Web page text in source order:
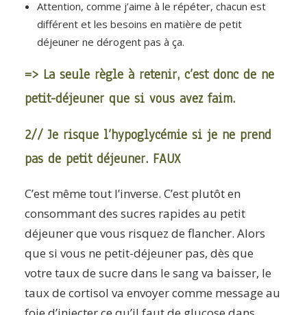
Attention, comme j’aime à le répéter, chacun est
différent et les besoins en matière de petit
déjeuner ne dérogent pas à ça.
=> La seule règle à retenir, c’est donc de ne
petit-déjeuner que si vous avez faim.
2// Je risque l’hypoglycémie si je ne prend
pas de petit déjeuner. FAUX
C’est même tout l’inverse. C’est plutôt en
consommant des sucres rapides au petit
déjeuner que vous risquez de flancher. Alors
que si vous ne petit-déjeuner pas, dès que
votre taux de sucre dans le sang va baisser, le
taux de cortisol va envoyer comme message au